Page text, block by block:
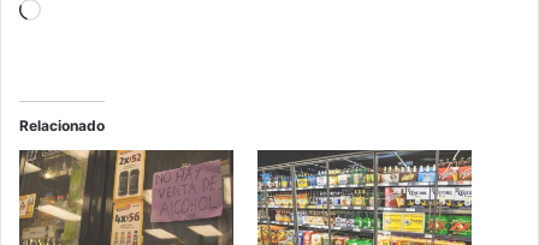
Cargando...
Relacionado